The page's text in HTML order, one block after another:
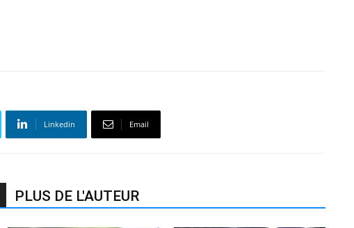
Linkedin Email
PLUS DE L'AUTEUR